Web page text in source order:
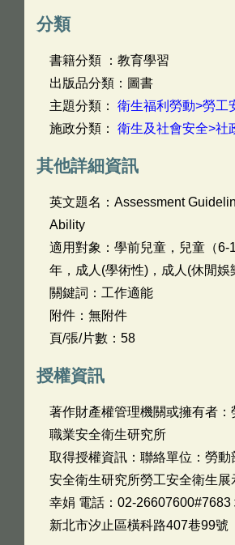
分類
書籍分類 ：教育學習
出版品分類：圖書
主題分類： 衛生福利勞動>勞工
施政分類： 衛生及社會安全>社
其他詳細資訊
英文題名： Assessment
Ability
適用對象：學前兒童，兒童（6-
年，成人(學術性)，成人(休閒娛
關鍵詞：工作適能
附件：無附件
頁/張/片數：58
授權資訊
著作財產權管理機關或擁有者：
職業安全衛生研究所
取得授權資訊：聯絡單位：勞動
安全衛生研究所勞工安全衛生展
幸娟 電話：02-26607600#7683
新北市汐止區橫科路407巷99號